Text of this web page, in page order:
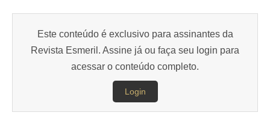
Este conteúdo é exclusivo para assinantes da
Revista Esmeril. Assine já ou faça seu login para
acessar o conteúdo completo.
Login